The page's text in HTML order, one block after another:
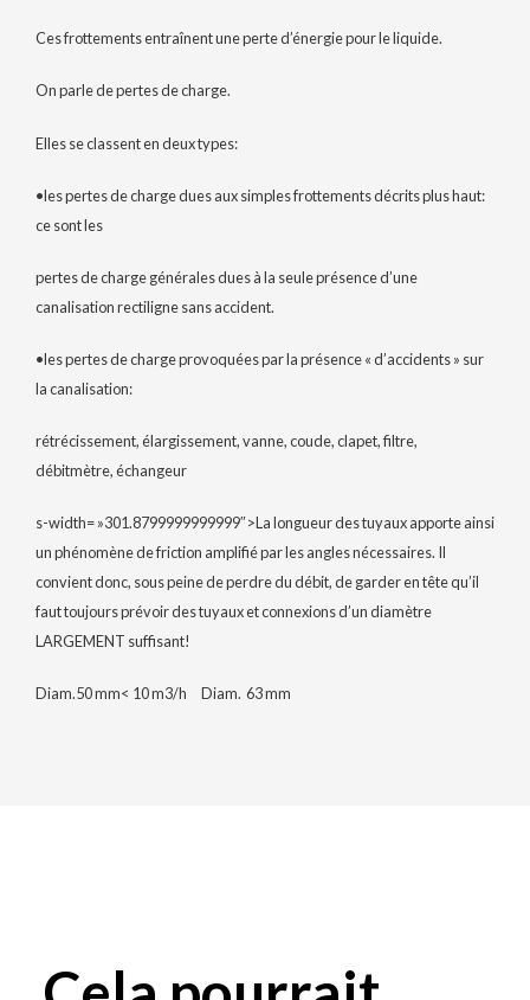
Ces frottements entraînent une perte d’énergie pour le liquide.
On parle de pertes de charge.
Elles se classent en deux types:
•les pertes de charge dues aux simples frottements décrits plus haut:
ce sont les
pertes de charge générales dues à la seule présence d’une
canalisation rectiligne sans accident.
•les pertes de charge provoquées par la présence « d’accidents » sur
la canalisation:
rétrécissement, élargissement, vanne, coude, clapet, filtre,
débitmètre, échangeur
s-width= »301.8799999999999″>La longueur des tuyaux apporte ainsi
un phénomène de friction amplifié par les angles nécessaires. Il
convient donc, sous peine de perdre du débit, degarder en tête qu’il
faut toujours prévoir des tuyaux et connexions d’un diamètre
LARGEMENT suffisant!
Diam.50 mm< 10 m3/h Diam. 63 mm